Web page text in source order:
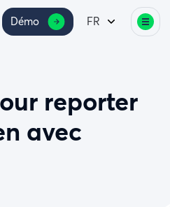
Démo FR
reporter
avec